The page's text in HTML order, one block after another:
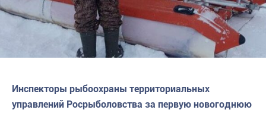
Инспекторы рыбоохраны территориальных
управлений Росрыболовства за первую новогоднюю